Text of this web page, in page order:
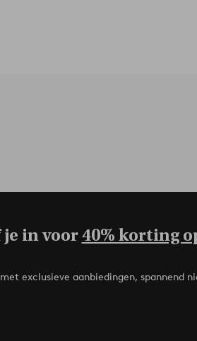
in voor40% korting
exclusieve aanbiedingen, spannend